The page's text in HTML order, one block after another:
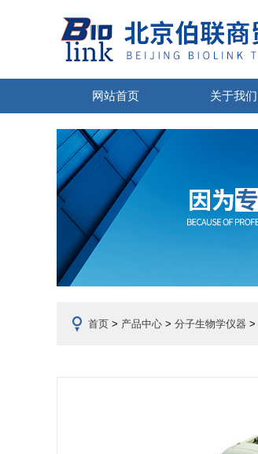
网站首页 关于我们
首页 > 产品中心 > 分子生物学仪器 >